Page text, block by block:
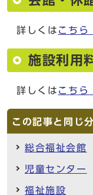
詳しくは こちら
施設利用
詳しくは こちら
この記事と同じ
総合福祉会館
児童センター
福祉施設